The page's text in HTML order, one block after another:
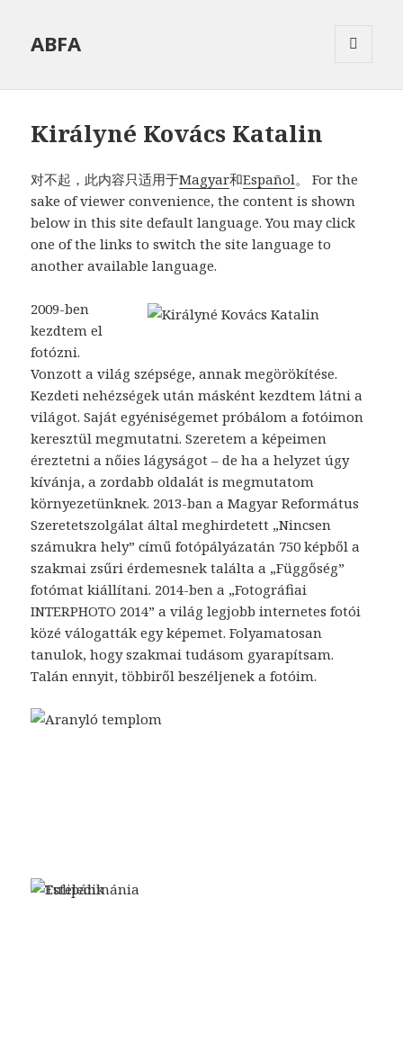
ABFA
挂件
Királyné Kovács Katalin
对不起，此内容只适用于Magyar和Español。 For the
sake of viewer convenience, the content is shown
below in this site default language. You may click
one of the links to switch the site language to
another available language.
2009-ben
kezdtem el
fotózni.
Vonzott a világ szépsége, annak megörökítése.
Kezdeti nehézségek után másként kezdtem látni a
világot. Saját egyéniségemet próbálom a fotóimon
keresztül megmutatni. Szeretem a képeimen
éreztetni a nőies lágyságot – de ha a helyzet úgy
kívánja, a zordabb oldalát is megmutatom
környezetünknek. 2013-ban a Magyar Református
Szeretetszolgálat által meghirdetett „Nincsen
számukra hely” című fotópályázatán 750 képből a
szakmai zsűri érdemesnek találta a „Függőség”
fotómat kiállítani. 2014-ben a „Fotográfiai
INTERPHOTO 2014” a világ legjobb internetes fotói
közé válogatták egy képemet. Folyamatosan
tanulok, hogy szakmai tudásom gyarapítsam.
Talán ennyit, többiről beszéljenek a fotóim.